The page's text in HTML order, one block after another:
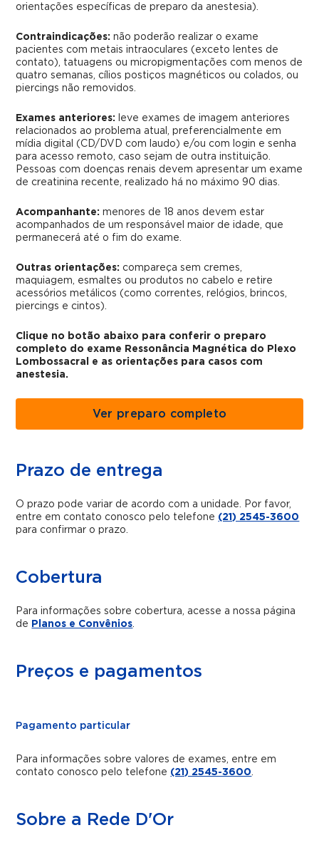
orientações específicas de preparo da anestesia).
Contraindicações:não poderão realizar o exame
pacientes com metais intraoculares (exceto lentes de
contato), tatuagens ou micropigmentações com menos de
quatro semanas, cílios postiços magnéticos ou colados, ou
piercings não removidos.
Exames anteriores:
leve exames de imagem anteriores
relacionados ao problema atual, preferencialmente em
mídia digital (CD/DVD com laudo) e/ou com login e senha
para acesso remoto, caso sejam de outra instituição.
Pessoas com doenças renais devem apresentar um exame
de creatinina recente, realizado há no máximo 90 dias.
Acompanhante: menores de 18 anos devem estar
acompanhados de um responsável maior de idade, que
permanecerá até o fim do exame.
Outras orientações: compareça sem cremes,
maquiagem, esmaltes ou produtos no cabelo e retire
acessórios metálicos (como correntes, relógios, brincos,
piercings e cintos).
Clique no botão abaixo para conferir o preparo
completo do exame Ressonância Magnética do Plexo
Lombossacral e as orientações para casos com
anestesia.
Ver preparo completo
Prazo de entrega
O prazo pode variar de acordo com a unidade. Por favor,
entre em contato conosco pelo telefone (21) 2545-3600
para confirmar o prazo.
Cobertura
Para informações sobre cobertura, acesse a nossa página
de Planos e Convênios.
Preços e pagamentos
Pagamento particular
Para informações sobre valores de exames, entre em
contato conosco pelo telefone (21) 2545-3600.
Sobre a Rede D'Or